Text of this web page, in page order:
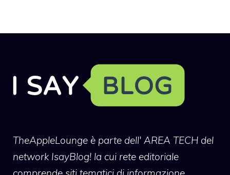
TheAppleLounge è parte dell' AREA TECH del
network IsayBlog! la cui rete editoriale